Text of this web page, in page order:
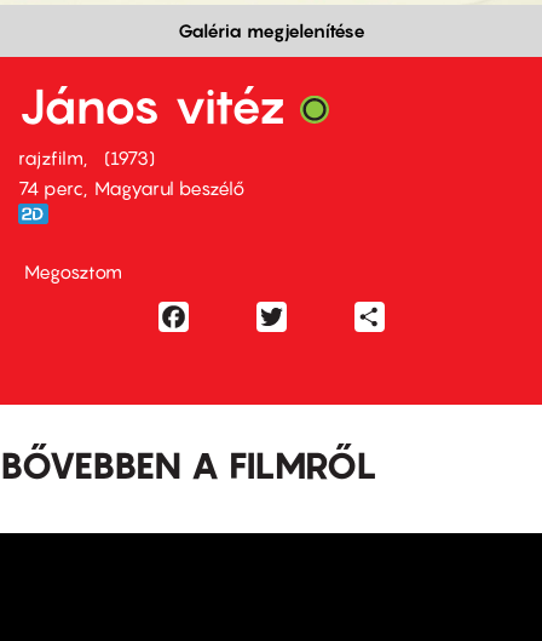
Galéria megjelenítése
János vitéz
rajzfilm
1973
74 perc,
Magyarul beszélő
Megosztom
Facebook
BŐVEBBEN A FILMRŐL